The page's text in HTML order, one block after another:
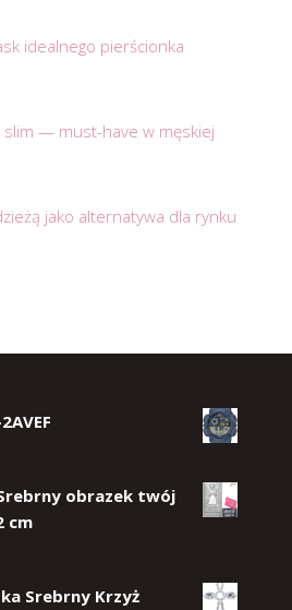
idealnego pierścionka
slim — must-have w męskiej
jako alternatywa dla rynku
obrazek twój
cm
Srebrny Krzyż